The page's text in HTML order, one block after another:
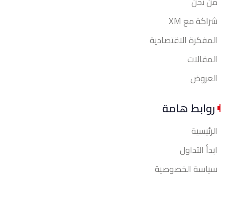
شراكة مع XM
المفكرة الاقتصادية
المقالات
العروض
روابط هامة
الرئيسية
ابدأ التداول
سياسة الخصوصية